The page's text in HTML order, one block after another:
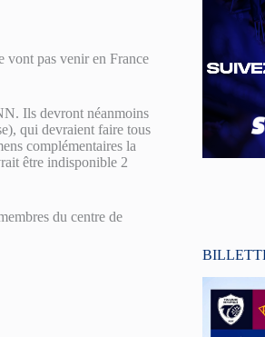
vont pas venir en France
Ils devront néanmoins
qui devraient faire tous
complémentaires la
être indisponible 2
du centre de